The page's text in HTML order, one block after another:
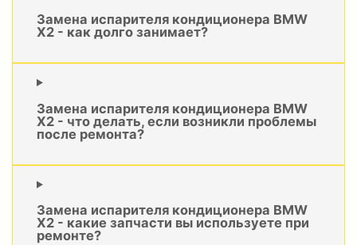
Замена испарителя кондиционера BMW
X2 - как долго занимает?
Замена испарителя кондиционера BMW
X2 - что делать, если возникли проблемы
после ремонта?
Замена испарителя кондиционера BMW
X2 - какие запчасти вы используете при
ремонте?